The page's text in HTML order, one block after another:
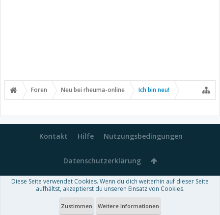
Foren Neu bei rheuma-online Ich bin neu!
Kontakt Hilfe Nutzungsbedingungen
Datenschutzerklärung
Forum software by XenForo™-Deutsch von xenDach
Theme designed byThemeHouse
Diese Seite verwendet Cookies. Wenn du dich weiterhin auf dieser Seite
aufhältst, akzeptierst du unseren Einsatz von Cookies.
Zustimmen Weitere Informationen